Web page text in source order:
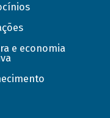
e economia